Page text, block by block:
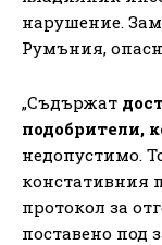
нарушение.
Румъния,
„Съдържат
подобрители,
недопустимо.
констативния
протокол за
поставено под